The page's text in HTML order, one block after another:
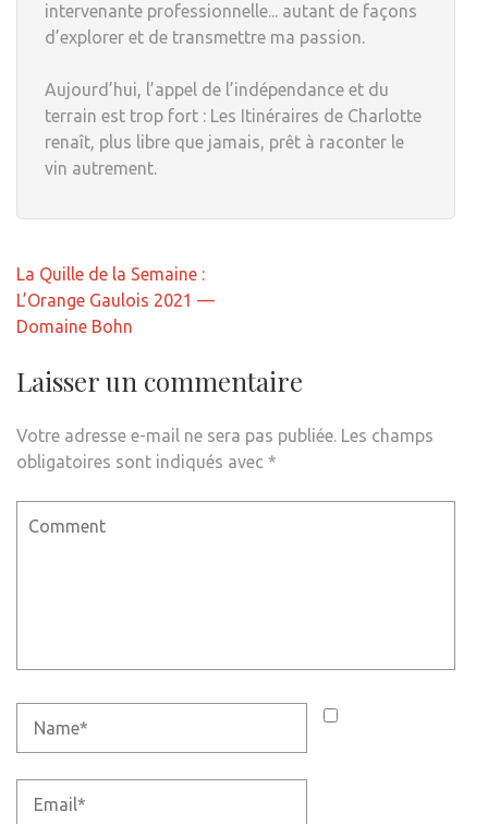
intervenante professionnelle... autant de façons
d’explorer et de transmettre ma passion.
Aujourd’hui, l’appel de l’indépendance et du
terrain est trop fort : Les Itinéraires de Charlotte
renaît, plus libre que jamais, prêt à raconter le
vin autrement.
Navigation
de
l’article
La Quille de la Semaine :
L’Orange Gaulois 2021 —
Domaine Bohn
Laisser un commentaire
Votre adresse e-mail ne sera pas publiée. Les champs
obligatoires sont indiqués avec *